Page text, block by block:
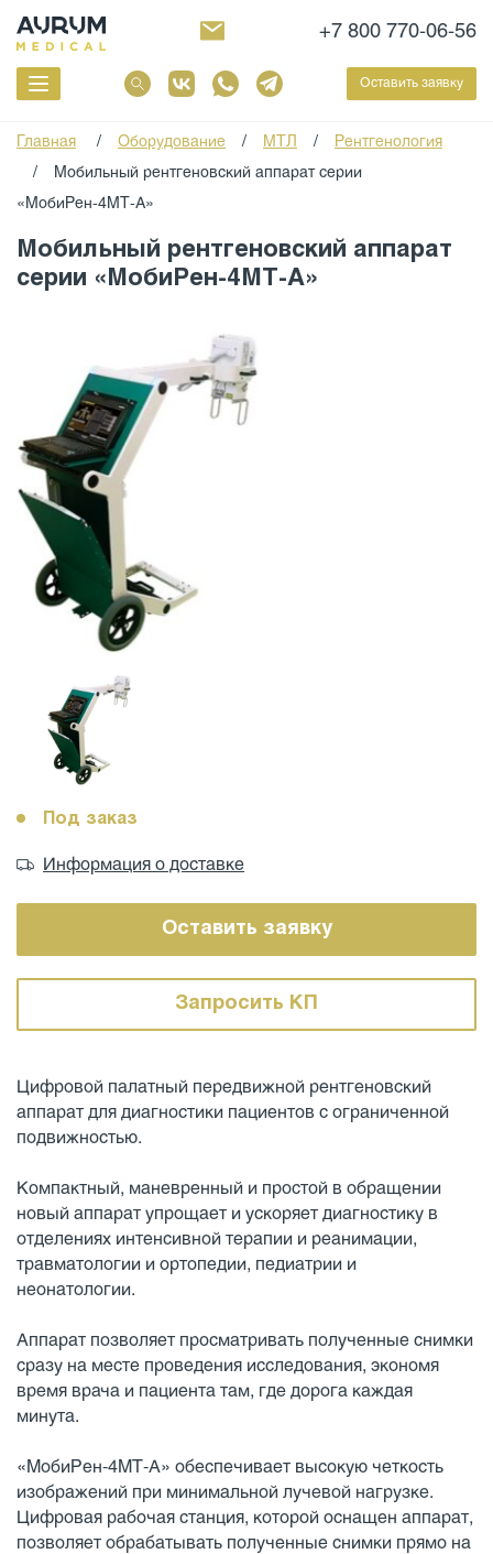
+7 800 770-06-56
Оставить заявку
Главная / Оборудование / МТЛ / Рентгенология
/ Мобильный рентгеновский аппарат серии
«МобиРен-4МТ-А»
Мобильный рентгеновский аппарат
серии «МобиРен-4МТ-А»
Под заказ
Информация о доставке
Оставить заявку
Запросить КП
Цифровой палатный передвижной рентгеновский
аппарат для диагностики пациентов с ограниченной
подвижностью.
Компактный, маневренный и простой в обращении
новый аппарат упрощает и ускоряет диагностику в
отделениях интенсивной терапии и реанимации,
травматологии и ортопедии, педиатрии и
неонатологии.
Аппарат позволяет просматривать полученные снимки
сразу на месте проведения исследования, экономя
время врача и пациента там, где дорога каждая
минута.
«МобиРен-4МТ-А» обеспечивает высокую четкость
изображений при минимальной лучевой нагрузке.
Цифровая рабочая станция, которой оснащен аппарат,
позволяет обрабатывать полученные снимки прямо на